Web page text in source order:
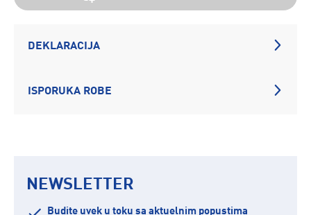
DEKLARACIJA
ISPORUKA ROBE
NEWSLETTER
Budite uvek u toku sa aktuelnim popustima